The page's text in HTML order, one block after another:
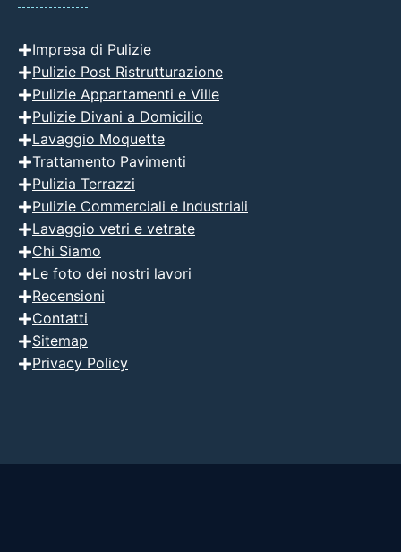
Impresa di Pulizie
Pulizie Post Ristrutturazione
Pulizie Appartamenti e Ville
Pulizie Divani a Domicilio
Lavaggio Moquette
Trattamento Pavimenti
Pulizia Terrazzi
Pulizie Commerciali e Industriali
Lavaggio vetri e vetrate
Chi Siamo
Le foto dei nostri lavori
Recensioni
Contatti
Sitemap
Privacy Policy